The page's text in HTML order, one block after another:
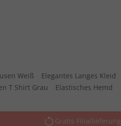
Weiß Elegantes Langes Kleid
T Shirt Grau Elastisches Hemd
Gratis Filiallieferung